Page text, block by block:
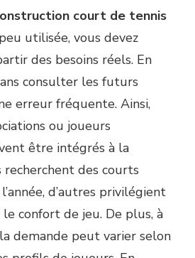
court de tennis
peu utilisée, vous devez
des besoins réels. En
consulter les futurs
erreur fréquente. Ainsi,
ou joueurs
être intégrés à la
recherchent des courts
d’autres privilégient
confort de jeu. De plus, à
demande peut varier selon